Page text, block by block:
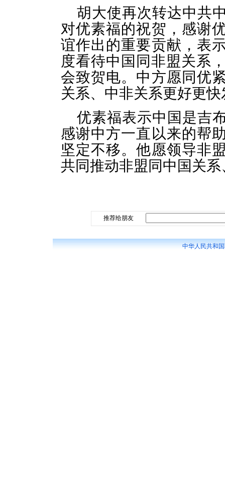
胡大使再次转达中共
对优素福的祝贺，感谢
谊作出的重要贡献，表
度看待中国同非盟关系
会致贺电。中方愿同优
关系、中非关系更好更快
优素福表示中国是吉
感谢中方一直以来的帮
坚定不移。他愿领导非
共同推动非盟同中国关
推荐给朋友
中华人民共和